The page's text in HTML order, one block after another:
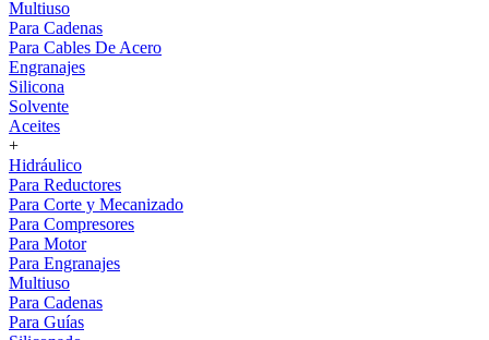
Multiuso
Para Cadenas
Para Cables De Acero
Engranajes
Silicona
Solvente
Aceites
+
Hidráulico
Para Reductores
Para Corte y Mecanizado
Para Compresores
Para Motor
Para Engranajes
Multiuso
Para Cadenas
Para Guías